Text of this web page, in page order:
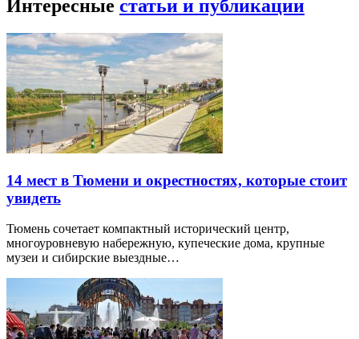
Интересные статьи и публикации
14 мест в Тюмени и окрестностях, которые стоит
увидеть
Тюмень сочетает компактный исторический центр,
многоуровневую набережную, купеческие дома, крупные
музеи и сибирские выездные…